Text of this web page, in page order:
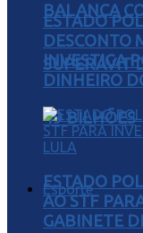
BALANÇA
SUPERÁVIT
49 BILHÕES
Esporte
ESTADO
DESCONTO
INVESTIGA
DINHEIRO
ESTADO
AO STF
GABINETE